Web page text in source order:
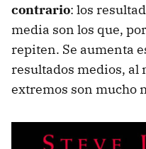
contrario: los
media son los que,
repiten. Se aumenta
resultados medios, al
extremos son mucho